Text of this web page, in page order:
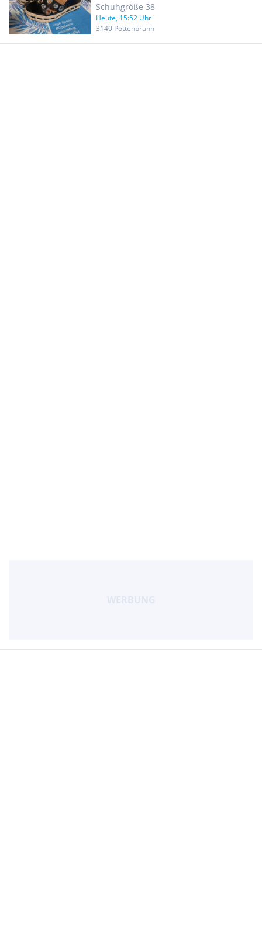
Schuhgröße 38
Heute, 15:52 Uhr
3140 Pottenbrunn